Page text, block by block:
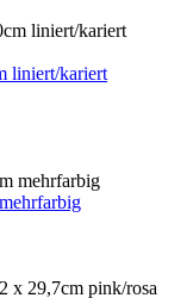
liniert/kariert